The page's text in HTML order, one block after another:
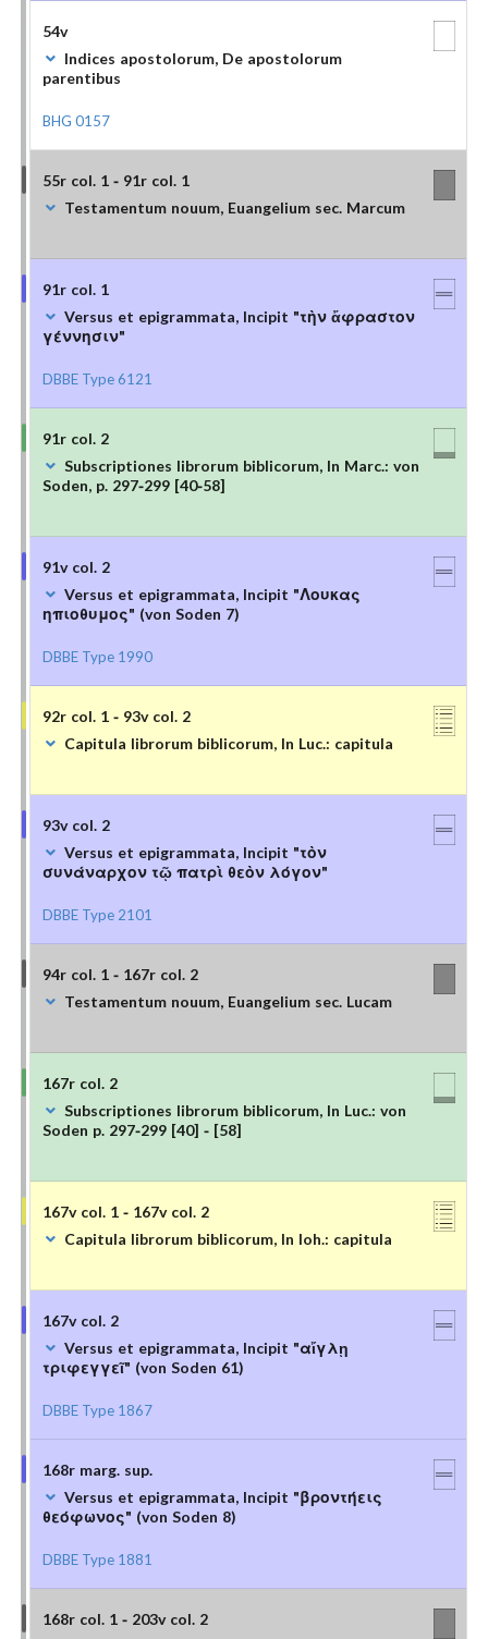
54v
Indices apostolorum, De apostolorum
parentibus
BHG 0157
55r col. 1 - 91r col. 1
Testamentum nouum, Euangelium sec. Marcum
91r col. 1
Versus et epigrammata, Incipit "τὴν ἄφραστον
γέννησιν"
DBBE Type 6121
91r col. 2
Subscriptiones librorum biblicorum, In Marc.: von
Soden, p. 297-299 [40-58]
91v col. 2
Versus et epigrammata, Incipit "Λουκας
ηπιοθυμος" (von Soden 7)
DBBE Type 1990
92r col. 1 - 93v col. 2
Capitula librorum biblicorum, In Luc.: capitula
93v col. 2
Versus et epigrammata, Incipit "τὸν
συνάναρχον τῷ πατρὶ θεὸν λόγον"
DBBE Type 2101
94r col. 1 - 167r col. 2
Testamentum nouum, Euangelium sec. Lucam
167r col. 2
Subscriptiones librorum biblicorum, In Luc.: von
Soden p. 297-299 [40] - [58]
167v col. 1 - 167v col. 2
Capitula librorum biblicorum, In Ioh.: capitula
167v col. 2
Versus et epigrammata, Incipit "αἴγλῃ
τριφεγγεῖ" (von Soden 61)
DBBE Type 1867
168r marg. sup.
Versus et epigrammata, Incipit "βροντήεις
θεόφωνος" (von Soden 8)
DBBE Type 1881
168r col. 1 - 203v col. 2